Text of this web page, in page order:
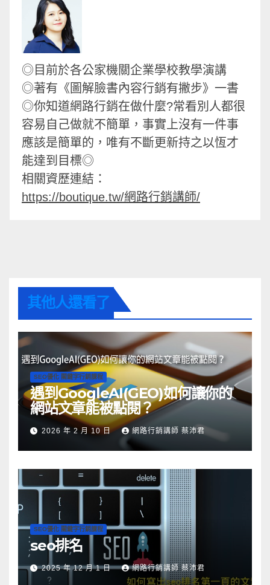
◎目前於各公家機關企業學校教學演講
◎著有《圖解臉書內容行銷有撇步》一書
◎你知道網路行銷在做什麼?常看別人都很
容易自己做就不簡單，事實上沒有一件事
應該是簡單的，唯有不斷更新持之以恆才
能達到目標◎
相關資歷連結：
https://boutique.tw/網路行銷講師/
其他人還看了
SEO優化 關鍵字行銷課程
遇到GoogleAI(GEO)如何讓你的
網站文章能被點閱？
2026 年 2 月 10 日 網路行銷講師 蔡沛君
SEO優化 關鍵字行銷課程
seo排名
2025 年 12 月 1 日 網路行銷講師 蔡沛君